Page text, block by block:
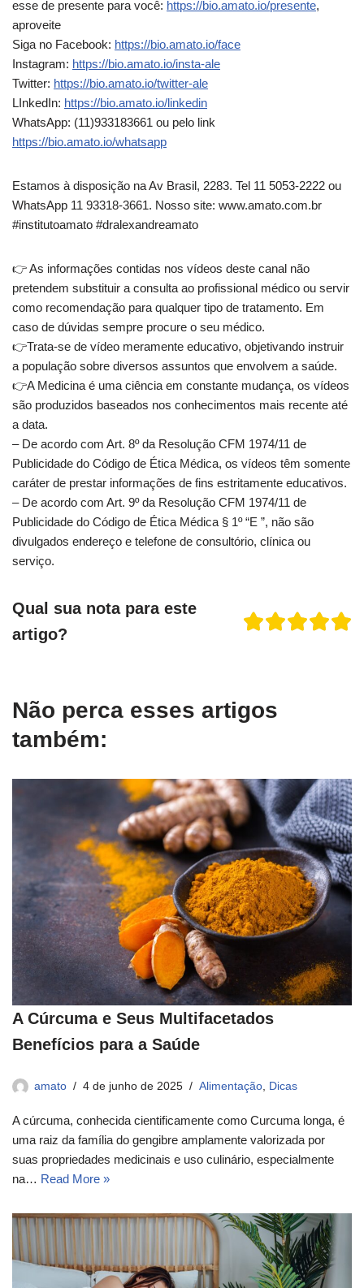
esse de presente para você: https://bio.amato.io/presente,
aproveite
Siga no Facebook: https://bio.amato.io/face
Instagram: https://bio.amato.io/insta-ale
Twitter: https://bio.amato.io/twitter-ale
LInkedIn: https://bio.amato.io/linkedin
WhatsApp: (11)933183661 ou pelo link
https://bio.amato.io/whatsapp
Estamos à disposição na Av Brasil, 2283. Tel 11 5053-2222 ou
WhatsApp 11 93318-3661. Nosso site: www.amato.com.br
#institutoamato #dralexandreamato
👉️ As informações contidas nos vídeos deste canal não
pretendem substituir a consulta ao profissional médico ou servir
como recomendação para qualquer tipo de tratamento. Em
caso de dúvidas sempre procure o seu médico.
👉️Trata-se de vídeo meramente educativo, objetivando instruir
a população sobre diversos assuntos que envolvem a saúde.
👉️A Medicina é uma ciência em constante mudança, os vídeos
são produzidos baseados nos conhecimentos mais recente até
a data.
– De acordo com Art. 8º da Resolução CFM 1974/11 de
Publicidade do Código de Ética Médica, os vídeos têm somente
caráter de prestar informações de fins estritamente educativos.
– De acordo com Art. 9º da Resolução CFM 1974/11 de
Publicidade do Código de Ética Médica § 1º “E ”, não são
divulgados endereço e telefone de consultório, clínica ou
serviço.
Qual sua nota para este
artigo?
Não perca esses artigos
também:
A Cúrcuma e Seus Multifacetados
Benefícios para a Saúde
amato 4 de junho de 2025 Alimentação Dicas
A cúrcuma, conhecida cientificamente como Curcuma longa, é
uma raiz da família do gengibre amplamente valorizada por
suas propriedades medicinais e uso culinário, especialmente
na… Read More »